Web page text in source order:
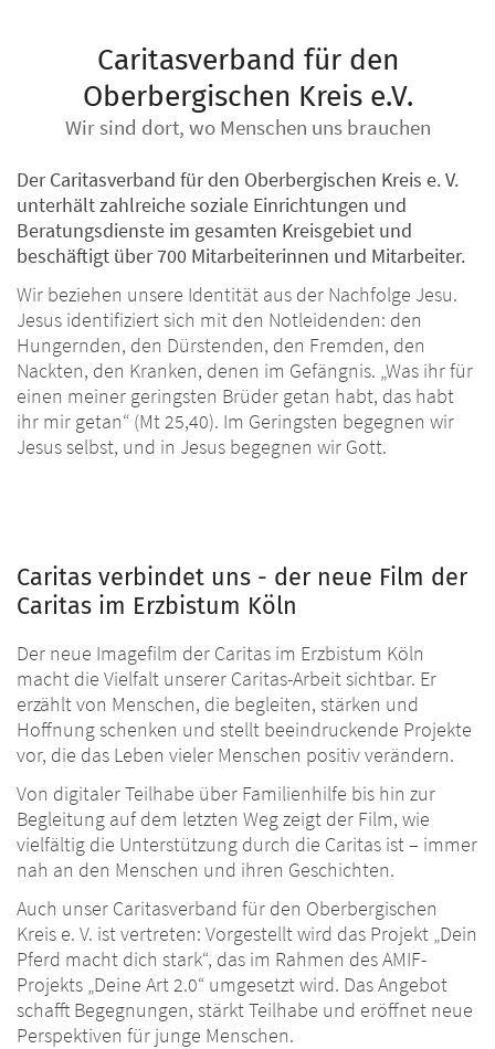
Caritasverband für den
Oberbergischen Kreis e.V.
Wir sind dort, wo Menschen uns brauchen
Der Caritasverband für den Oberbergischen Kreis e. V.
unterhält zahlreiche soziale Einrichtungen und
Beratungsdienste im gesamten Kreisgebiet und
beschäftigt über 700 Mitarbeiterinnen und Mitarbeiter.
Wir beziehen unsere Identität aus der Nachfolge Jesu.
Jesus identifiziert sich mit den Notleidenden: den
Hungernden, den Dürstenden, den Fremden, den
Nackten, den Kranken, denen im Gefängnis. „Was ihr für
einen meiner geringsten Brüder getan habt, das habt
ihr mir getan“ (Mt 25,40). Im Geringsten begegnen wir
Jesus selbst, und in Jesus begegnen wir Gott.
Caritas verbindet uns - der neue Film der
Caritas im Erzbistum Köln
Der neue Imagefilm der Caritas im Erzbistum Köln
macht die Vielfalt unserer Caritas-Arbeit sichtbar. Er
erzählt von Menschen, die begleiten, stärken und
Hoffnung schenken und stellt beeindruckende Projekte
vor, die das Leben vieler Menschen positiv verändern.
Von digitaler Teilhabe über Familienhilfe bis hin zur
Begleitung auf dem letzten Weg zeigt der Film, wie
vielfältig die Unterstützung durch die Caritas ist – immer
nah an den Menschen und ihren Geschichten.
Auch unser Caritasverband für den Oberbergischen
Kreis e. V. ist vertreten: Vorgestellt wird das Projekt „Dein
Pferd macht dich stark“, das im Rahmen des AMIF-
Projekts „Deine Art 2.0“ umgesetzt wird. Das Angebot
schafft Begegnungen, stärkt Teilhabe und eröffnet neue
Perspektiven für junge Menschen.